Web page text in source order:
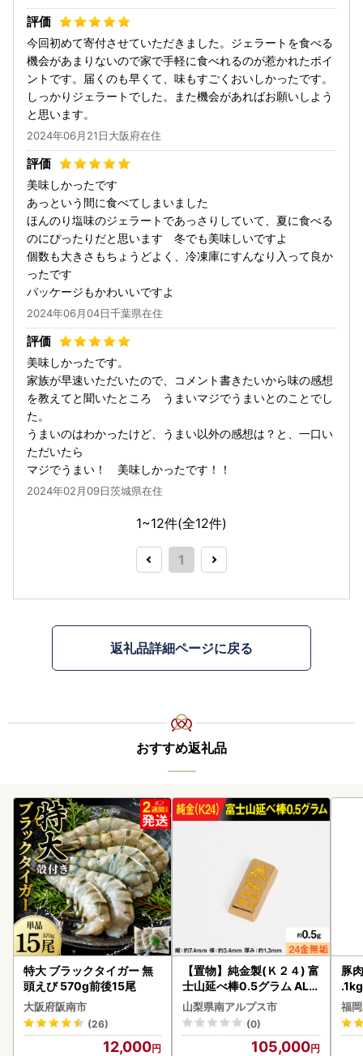
今回初めて寄付させていただきました。ジェラートを食べる
機会があまりないので家で手軽に食べれるのが惹かれたポイ
ントです。届くのも早くて、味もすごくおいしかったです。
しっかりジェラートでした。また機会があればお願いしよう
と思います。
2024年06月21日大阪府在住
美味しかったです
あっという間に食べてしまいました
ほんのり塩味のジェラートであっさりしていて、夏に食べる
のにぴったりだと思います 冬でも美味しいですよ
個数も大きさもちょうどよく、冷凍庫にすんなり入って良か
ったです
パッケージもかわいいですよ
2024年06月04日千葉県在住
美味しかったです。
家族が早速いただいたので、コメント書きたいから味の感想
を教えてと聞いたところ うまいマジでうまいとのことでし
た。
うまいのはわかったけど、うまい以外の感想は？と、一口い
ただいたら
マジでうまい！ 美味しかったです！！
2024年02月09日茨城県在住
1~12件(全12件)
1
返礼品詳細ページに戻る
おすすめ返礼品
特大 ブラックタイガー 無
頭えび 570g前後15尾
大阪府阪南市
(26)
12,000
【置物】純金製(Ｋ２４) 富
士山延べ棒0.5グラム ALP
BK181
山梨県南アルプス市
(0)
105,000
豚
福